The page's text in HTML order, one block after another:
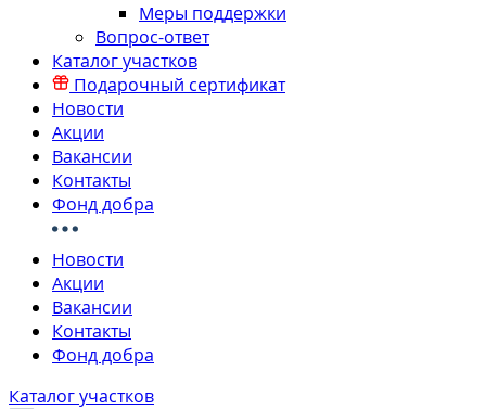
Меры поддержки
Вопрос-ответ
Каталог участков
Подарочный сертификат
Новости
Акции
Вакансии
Контакты
Фонд добра
Новости
Акции
Вакансии
Контакты
Фонд добра
Каталог участков